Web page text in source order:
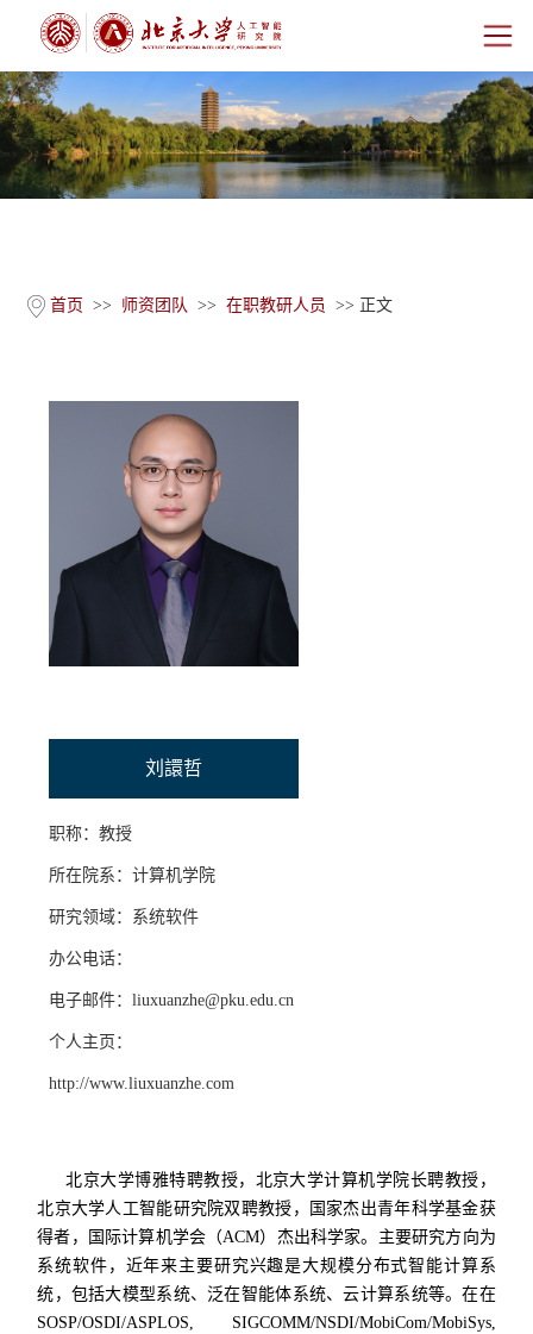
首页
研究院概况
科学研究
首页 >> 师资团队 >> 在职教研人员 >> 正文
刘譞哲
职称：教授
所在院系：计算机学院
研究领域：系统软件
办公电话：
电子邮件：liuxuanzhe@pku.edu.cn
个人主页：
http://www.liuxuanzhe.com
北京大学博雅特聘教授，北京大学计算机学院长聘教授，
北京大学人工智能研究院双聘教授，国家杰出青年科学基金获
得者，国际计算机学会（ACM）杰出科学家。 主要研究方向为
系统软件，近年来主要研究兴趣是大规模分布式智能计算系
统，包括大模型系统、泛在智能体系统、云计算系统等。在在
SOSP/OSDI/ASPLOS, SIGCOMM/NSDI/MobiCom/MobiSys,